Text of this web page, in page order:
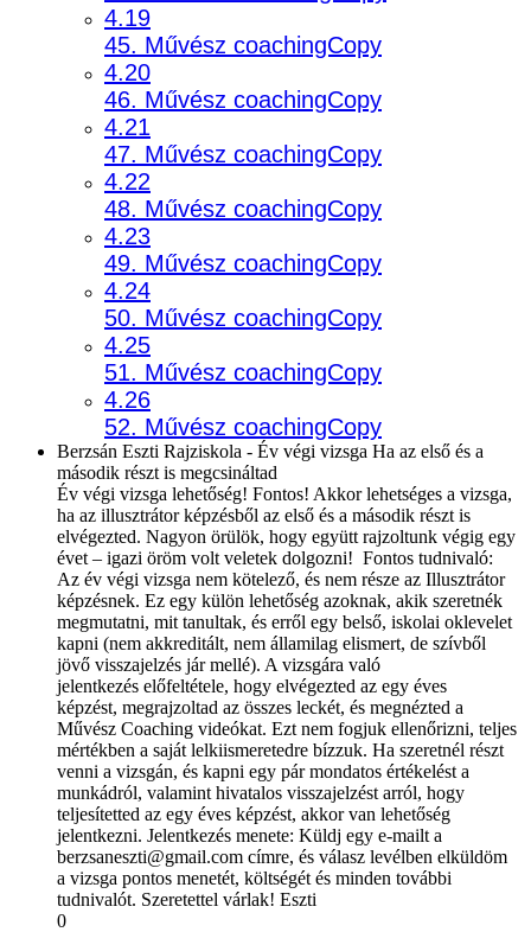
4.19
45. Művész coachingCopy
4.20
46. Művész coachingCopy
4.21
47. Művész coachingCopy
4.22
48. Művész coachingCopy
4.23
49. Művész coachingCopy
4.24
50. Művész coachingCopy
4.25
51. Művész coachingCopy
4.26
52. Művész coachingCopy
Berzsán Eszti Rajziskola - Év végi vizsga Ha az első és a
második részt is megcsináltad
Év végi vizsga lehetőség! Fontos! Akkor lehetséges a vizsga,
ha az illusztrátor képzésből az első és a második részt is
elvégezted. Nagyon örülök, hogy együtt rajzoltunk végig egy
évet – igazi öröm volt veletek dolgozni! Fontos tudnivaló:
Az év végi vizsga nem kötelező, és nem része az Illusztrátor
képzésnek. Ez egy külön lehetőség azoknak, akik szeretnék
megmutatni, mit tanultak, és erről egy belső, iskolai oklevelet
kapni (nem akkreditált, nem államilag elismert, de szívből
jövő visszajelzés jár mellé). A vizsgára való
jelentkezés előfeltétele, hogy elvégezted az egy éves
képzést, megrajzoltad az összes leckét, és megnézted a
Művész Coaching videókat. Ezt nem fogjuk ellenőrizni, teljes
mértékben a saját lelkiismeretedre bízzuk. Ha szeretnél részt
venni a vizsgán, és kapni egy pár mondatos értékelést a
munkádról, valamint hivatalos visszajelzést arról, hogy
teljesítetted az egy éves képzést, akkor van lehetőség
jelentkezni. Jelentkezés menete: Küldj egy e-mailt a
berzsaneszti@gmail.com címre, és válasz levélben elküldöm
a vizsga pontos menetét, költségét és minden további
tudnivalót. Szeretettel várlak! Eszti
0